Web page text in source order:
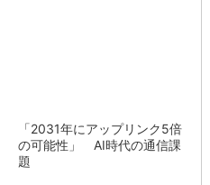
「2031年にアップリンク5倍
の可能性」 AI時代の通信課
題